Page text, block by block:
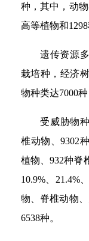
种，其中，动物
高等植物和
遗传资源
栽培种，经济
物种类达7000
受威胁物
椎动物、9302
植物、932种脊
10.9%、21.4%
物、脊椎动物、
6538种。